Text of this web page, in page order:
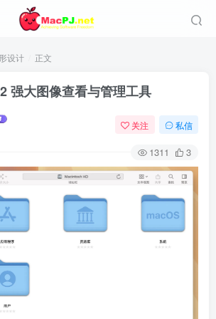
设计 正文
强大图像查看与管理工具
关注 私信
1311 3